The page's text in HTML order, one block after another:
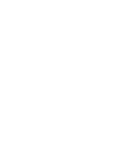
Big data,
muestra que las